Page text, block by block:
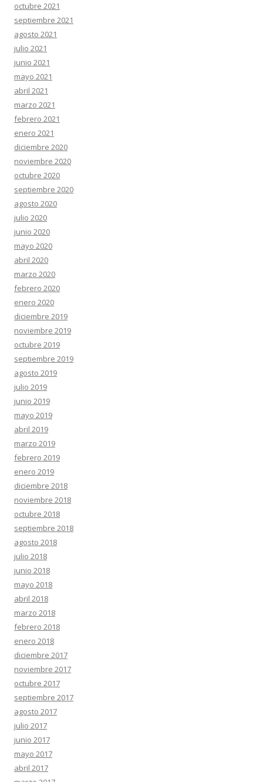
octubre 2021
septiembre 2021
agosto 2021
julio 2021
junio 2021
mayo 2021
abril 2021
marzo 2021
febrero 2021
enero 2021
diciembre 2020
noviembre 2020
octubre 2020
septiembre 2020
agosto 2020
julio 2020
junio 2020
mayo 2020
abril 2020
marzo 2020
febrero 2020
enero 2020
diciembre 2019
noviembre 2019
octubre 2019
septiembre 2019
agosto 2019
julio 2019
junio 2019
mayo 2019
abril 2019
marzo 2019
febrero 2019
enero 2019
diciembre 2018
noviembre 2018
octubre 2018
septiembre 2018
agosto 2018
julio 2018
junio 2018
mayo 2018
abril 2018
marzo 2018
febrero 2018
enero 2018
diciembre 2017
noviembre 2017
octubre 2017
septiembre 2017
agosto 2017
julio 2017
junio 2017
mayo 2017
abril 2017